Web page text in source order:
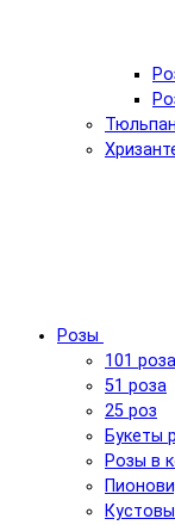
Розы
101 роза
51 роза
25 роз
Букеты
Розы в